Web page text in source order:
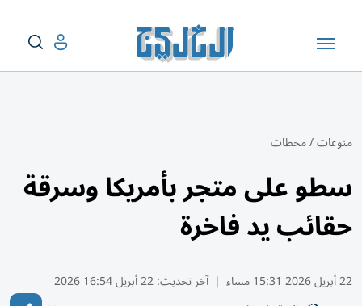
منوعات/محطات
سطو على متجر بأمريكا وسرقة
حقائب يد فاخرة
22 أبريل 2026 15:31 مساء | آخر تحديث:22 أبريل 16:54 2026